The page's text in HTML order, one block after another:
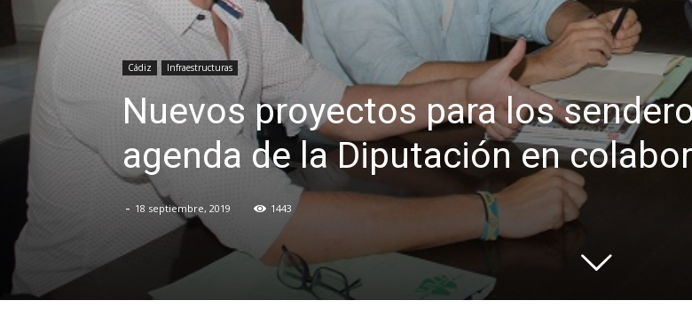
Cádiz Infraestructuras
Nuevos proyectos para los
agenda de la Diputación en
- 18 septiembre, 2019 1443